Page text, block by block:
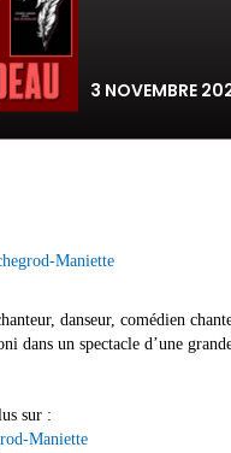
3 NOVEMBRE
Maniette
danseur, comédien
dans un spectacle d’une
sur :
Maniette